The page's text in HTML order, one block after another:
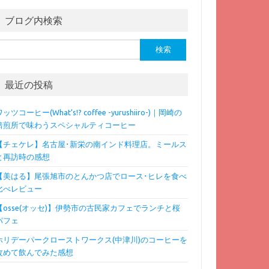
ブログ内検索
:
最近の投稿
ッツコーヒー(What’s!? coffee -yurushiiro-)｜岡崎の
煎所で味わうスペシャルティコーヒー
チェケレ】名古屋･新栄の南インド料理店。ミールス
再訪時の感想
美はる】尾張旭市のとんかつ店でロース･ヒレを食べ
べレビュー
osse(オッセ)】伊勢市の古民家カフェでランチと桜
フェ
リデーパークローストワークス(中津川)のコーヒーを
めて飲んでみた感想